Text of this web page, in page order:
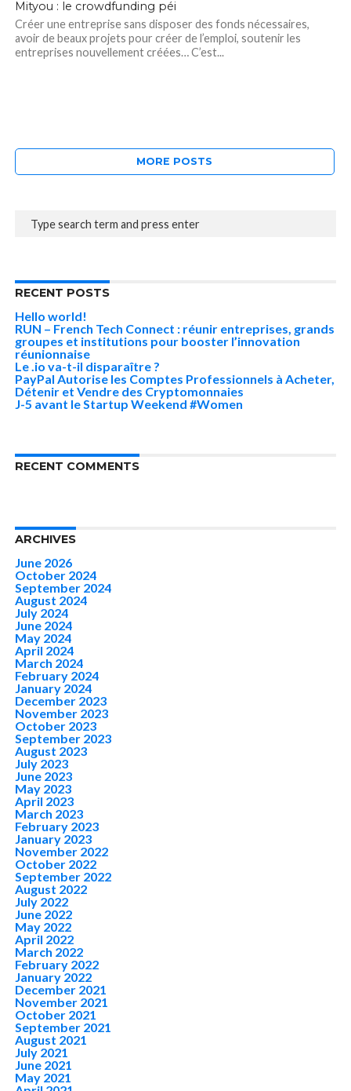
Mityou : le crowdfunding péi
Créer une entreprise sans disposer des fonds nécessaires,
avoir de beaux projets pour créer de l’emploi, soutenir les
entreprises nouvellement créées… C’est...
MORE POSTS
RECENT POSTS
Hello world!
RUN – French Tech Connect : réunir entreprises, grands
groupes et institutions pour booster l’innovation
réunionnaise
Le .io va-t-il disparaître ?
PayPal Autorise les Comptes Professionnels à Acheter,
Détenir et Vendre des Cryptomonnaies
J-5 avant le Startup Weekend #Women
RECENT COMMENTS
ARCHIVES
June 2026
October 2024
September 2024
August 2024
July 2024
June 2024
May 2024
April 2024
March 2024
February 2024
January 2024
December 2023
November 2023
October 2023
September 2023
August 2023
July 2023
June 2023
May 2023
April 2023
March 2023
February 2023
January 2023
November 2022
October 2022
September 2022
August 2022
July 2022
June 2022
May 2022
April 2022
March 2022
February 2022
January 2022
December 2021
November 2021
October 2021
September 2021
August 2021
July 2021
June 2021
May 2021